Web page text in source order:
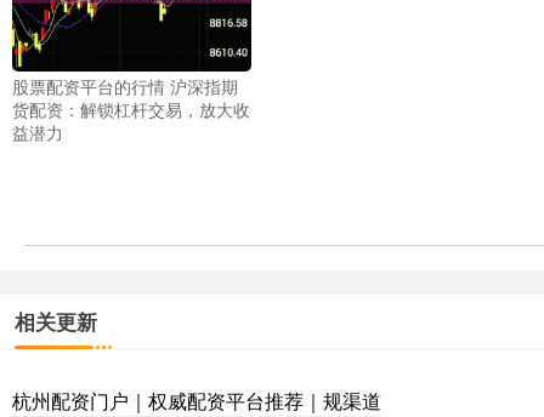
股票配资平台的行情 沪深指期
货配资：解锁杠杆交易，放大收
益潜力
相关更新
杭州配资门户｜权威配资平台推荐｜规渠道